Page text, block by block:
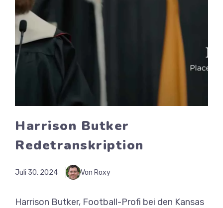
Harrison Butker
Redetranskription
Juli 30, 2024 Von Roxy
Harrison Butker, Football-Profi bei den Kansas